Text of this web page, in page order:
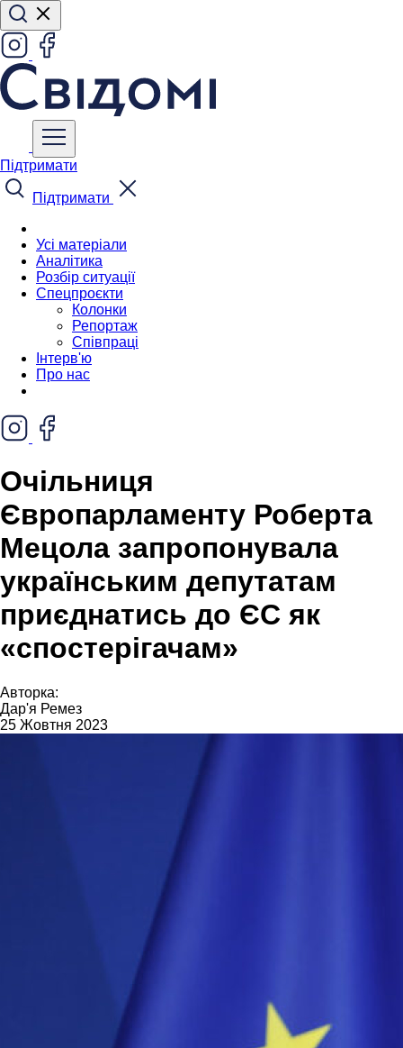
Підтримати
Підтримати
Усі матеріали
Аналітика
Розбір ситуації
Спецпроєкти
Колонки
Репортаж
Співпраці
Інтерв'ю
Про нас
Очільниця
Європарламенту Роберта
Мецола запропонувала
українським депутатам
приєднатись до ЄС як
«спостерігачам»
Авторка:
Дар'я Ремез
25 Жовтня 2023